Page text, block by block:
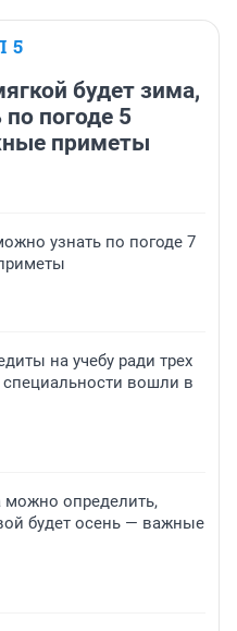
5
будет зима,
погоде 5
приметы
узнать по погоде 7
на учебу ради трех
вошли в
можно определить,
будет осень — важные